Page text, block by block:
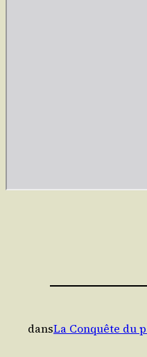
dansLa Conquête du